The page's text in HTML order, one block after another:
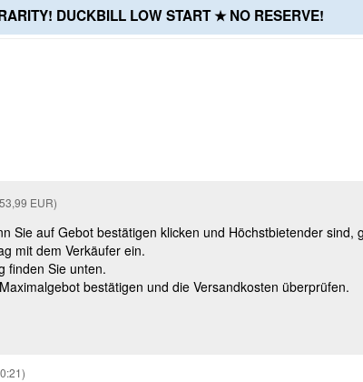
DUCKBILL LOW START ★ NO RESERVE!
EUR)
Sie auf Gebot bestätigen klicken und Höchstbietender sind,
mit dem Verkäufer ein.
finden Sie unten.
bestätigen und die Versandkosten überprüfen.